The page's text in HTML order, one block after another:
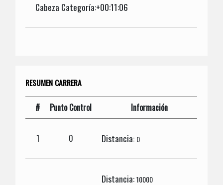
Cabeza Categoría:+00:11:06
RESUMEN CARRERA
# Punto Control Información
1 0 Distancia: 0
Distancia:10000